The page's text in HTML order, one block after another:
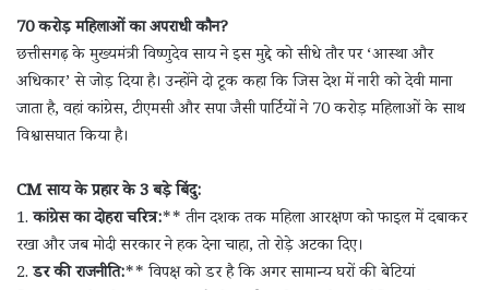
70 करोड़ महिलाओं का अपराधी कौन?
छत्तीसगढ़ के मुख्यमंत्री विष्णुदेव साय ने इस मुद्दे को सीधे तौर पर ‘आस्था और
अधिकार’ से जोड़ दिया है। उन्होंने दो टूक कहा कि जिस देश में नारी को देवी माना
जाता है, वहां कांग्रेस, टीएमसी और सपा जैसी पार्टियों ने 70 करोड़ महिलाओं के साथ
विश्वासघात किया है।
CM साय के प्रहार के 3 बड़े बिंदु:
1.कांग्रेस का दोहरा चरित्र:** तीन दशक तक महिला आरक्षण को फाइल में दबाकर
रखा और जब मोदी सरकार ने हक देना चाहा, तो रोड़े अटका दिए।
2.डर की राजनीति:** विपक्ष को डर है कि अगर सामान्य घरों की बेटियां